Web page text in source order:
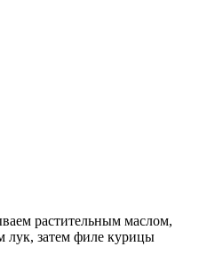
растительным маслом,
лук, затем филе курицы